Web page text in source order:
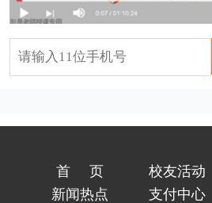
首页 校友活动
新闻热点
支付中心